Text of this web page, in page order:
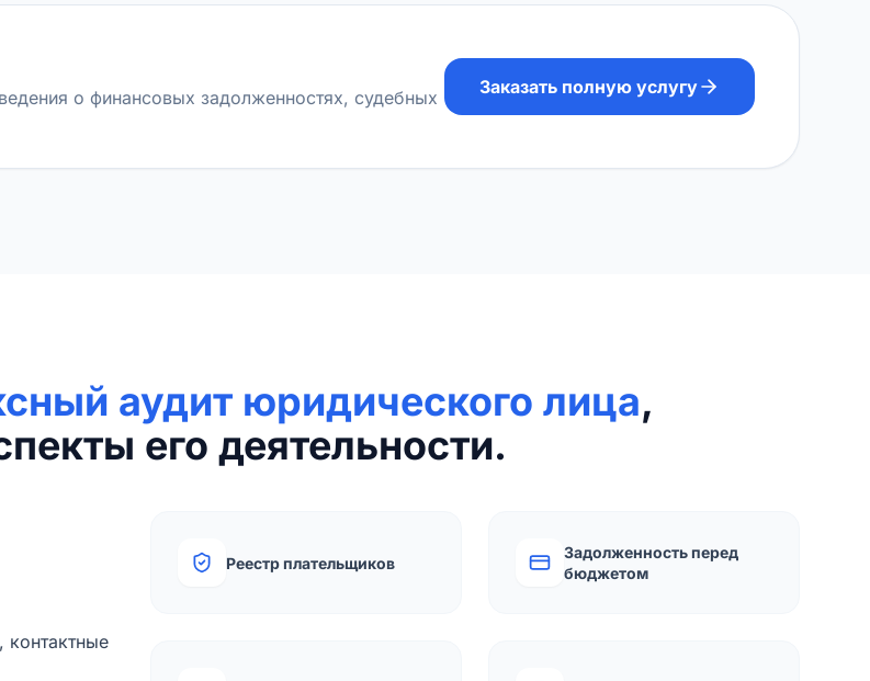
о финансовых задолженностях, судебных
Заказать полную услугу
аудит юридического лица,
его деятельности.
контактные
Реестр плательщиков
Задолженность перед
бюджетом